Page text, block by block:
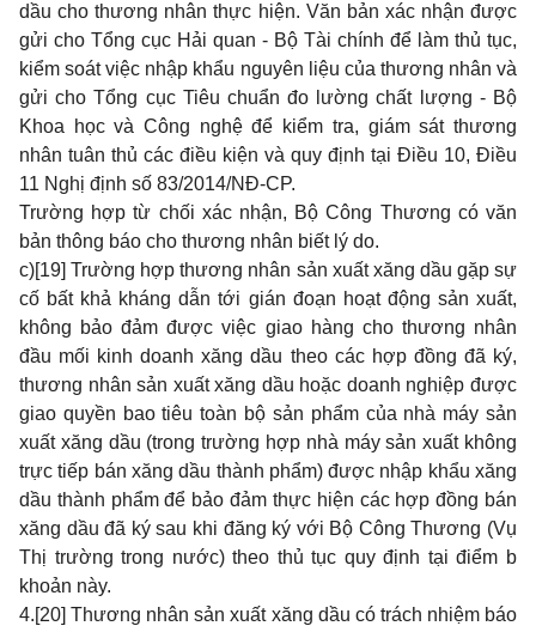
dầu cho thương nhân thực hiện. Văn bản xác nhận được
gửi cho Tổng cục Hải quan - Bộ Tài chính để làm thủ tục,
kiểm soát việc nhập khẩu nguyên liệu của thương nhân và
gửi cho Tổng cục Tiêu chuẩn đo lường chất lượng - Bộ
Khoa học và Công nghệ để kiểm tra, giám sát thương
nhân tuân thủ các điều kiện và quy định tại Điều 10, Điều
11 Nghị định số 83/2014/NĐ-CP.
Trường hợp từ chối xác nhận, Bộ Công Thương có văn
bản thông báo cho thương nhân biết lý do.
c)[19] Trường hợp thương nhân sản xuất xăng dầu gặp sự
cố bất khả kháng dẫn tới gián đoạn hoạt động sản xuất,
không bảo đảm được việc giao hàng cho thương nhân
đầu mối kinh doanh xăng dầu theo các hợp đồng đã ký,
thương nhân sản xuất xăng dầu hoặc doanh nghiệp được
giao quyền bao tiêu toàn bộ sản phẩm của nhà máy sản
xuất xăng dầu (trong trường hợp nhà máy sản xuất không
trực tiếp bán xăng dầu thành phẩm) được nhập khẩu xăng
dầu thành phẩm để bảo đảm thực hiện các hợp đồng bán
xăng dầu đã ký sau khi đăng ký với Bộ Công Thương (Vụ
Thị trường trong nước) theo thủ tục quy định tại điểm b
khoản này.
4.[20] Thương nhân sản xuất xăng dầu có trách nhiệm báo